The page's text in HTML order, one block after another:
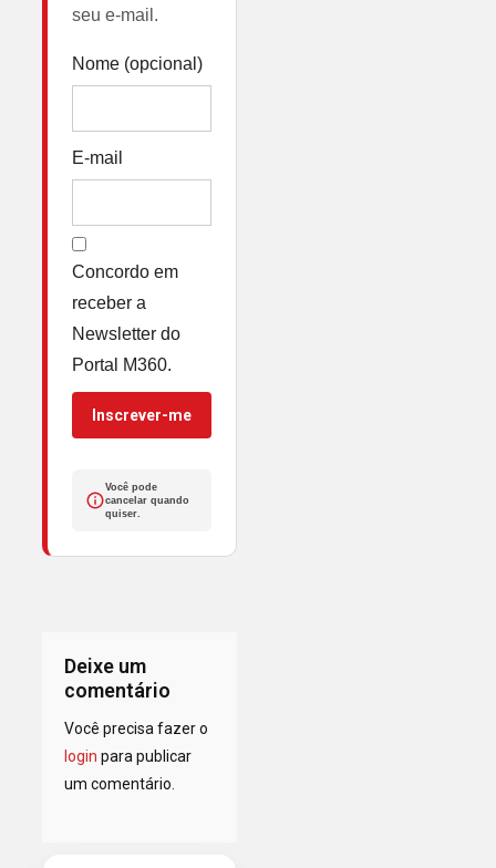
seu e-mail.
Nome (opcional)
E-mail
Concordo em
receber a
Newsletter do
Portal M360.
Inscrever-me
Você pode
cancelar quando
quiser.
Deixe um
comentário
Você precisa fazer o
login para publicar
um comentário.